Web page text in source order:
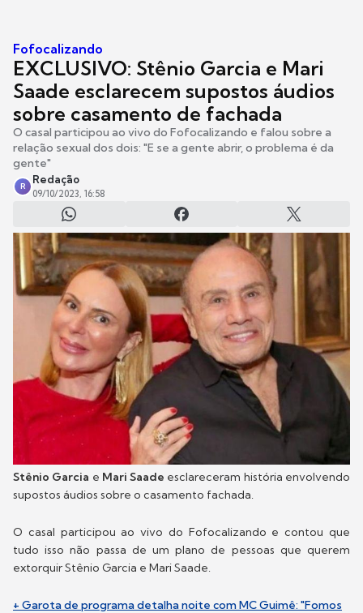
Fofocalizando
EXCLUSIVO: Stênio Garcia e Mari
Saade esclarecem supostos áudios
sobre casamento de fachada
O casal participou ao vivo do Fofocalizando e falou sobre a
relação sexual dos dois: "E se a gente abrir, o problema é da
gente"
R
Redação
09/10/2023, 16:58
Stênio Garcia e Mari Saade esclareceram história envolvendo
supostos áudios sobre o casamento fachada.
O casal participou ao vivo do Fofocalizando e contou que
tudo isso não passa de um plano de pessoas que querem
extorquir Stênio Garcia e Mari Saade.
+ Garota de programa detalha noite com MC Guimê: "Fomos